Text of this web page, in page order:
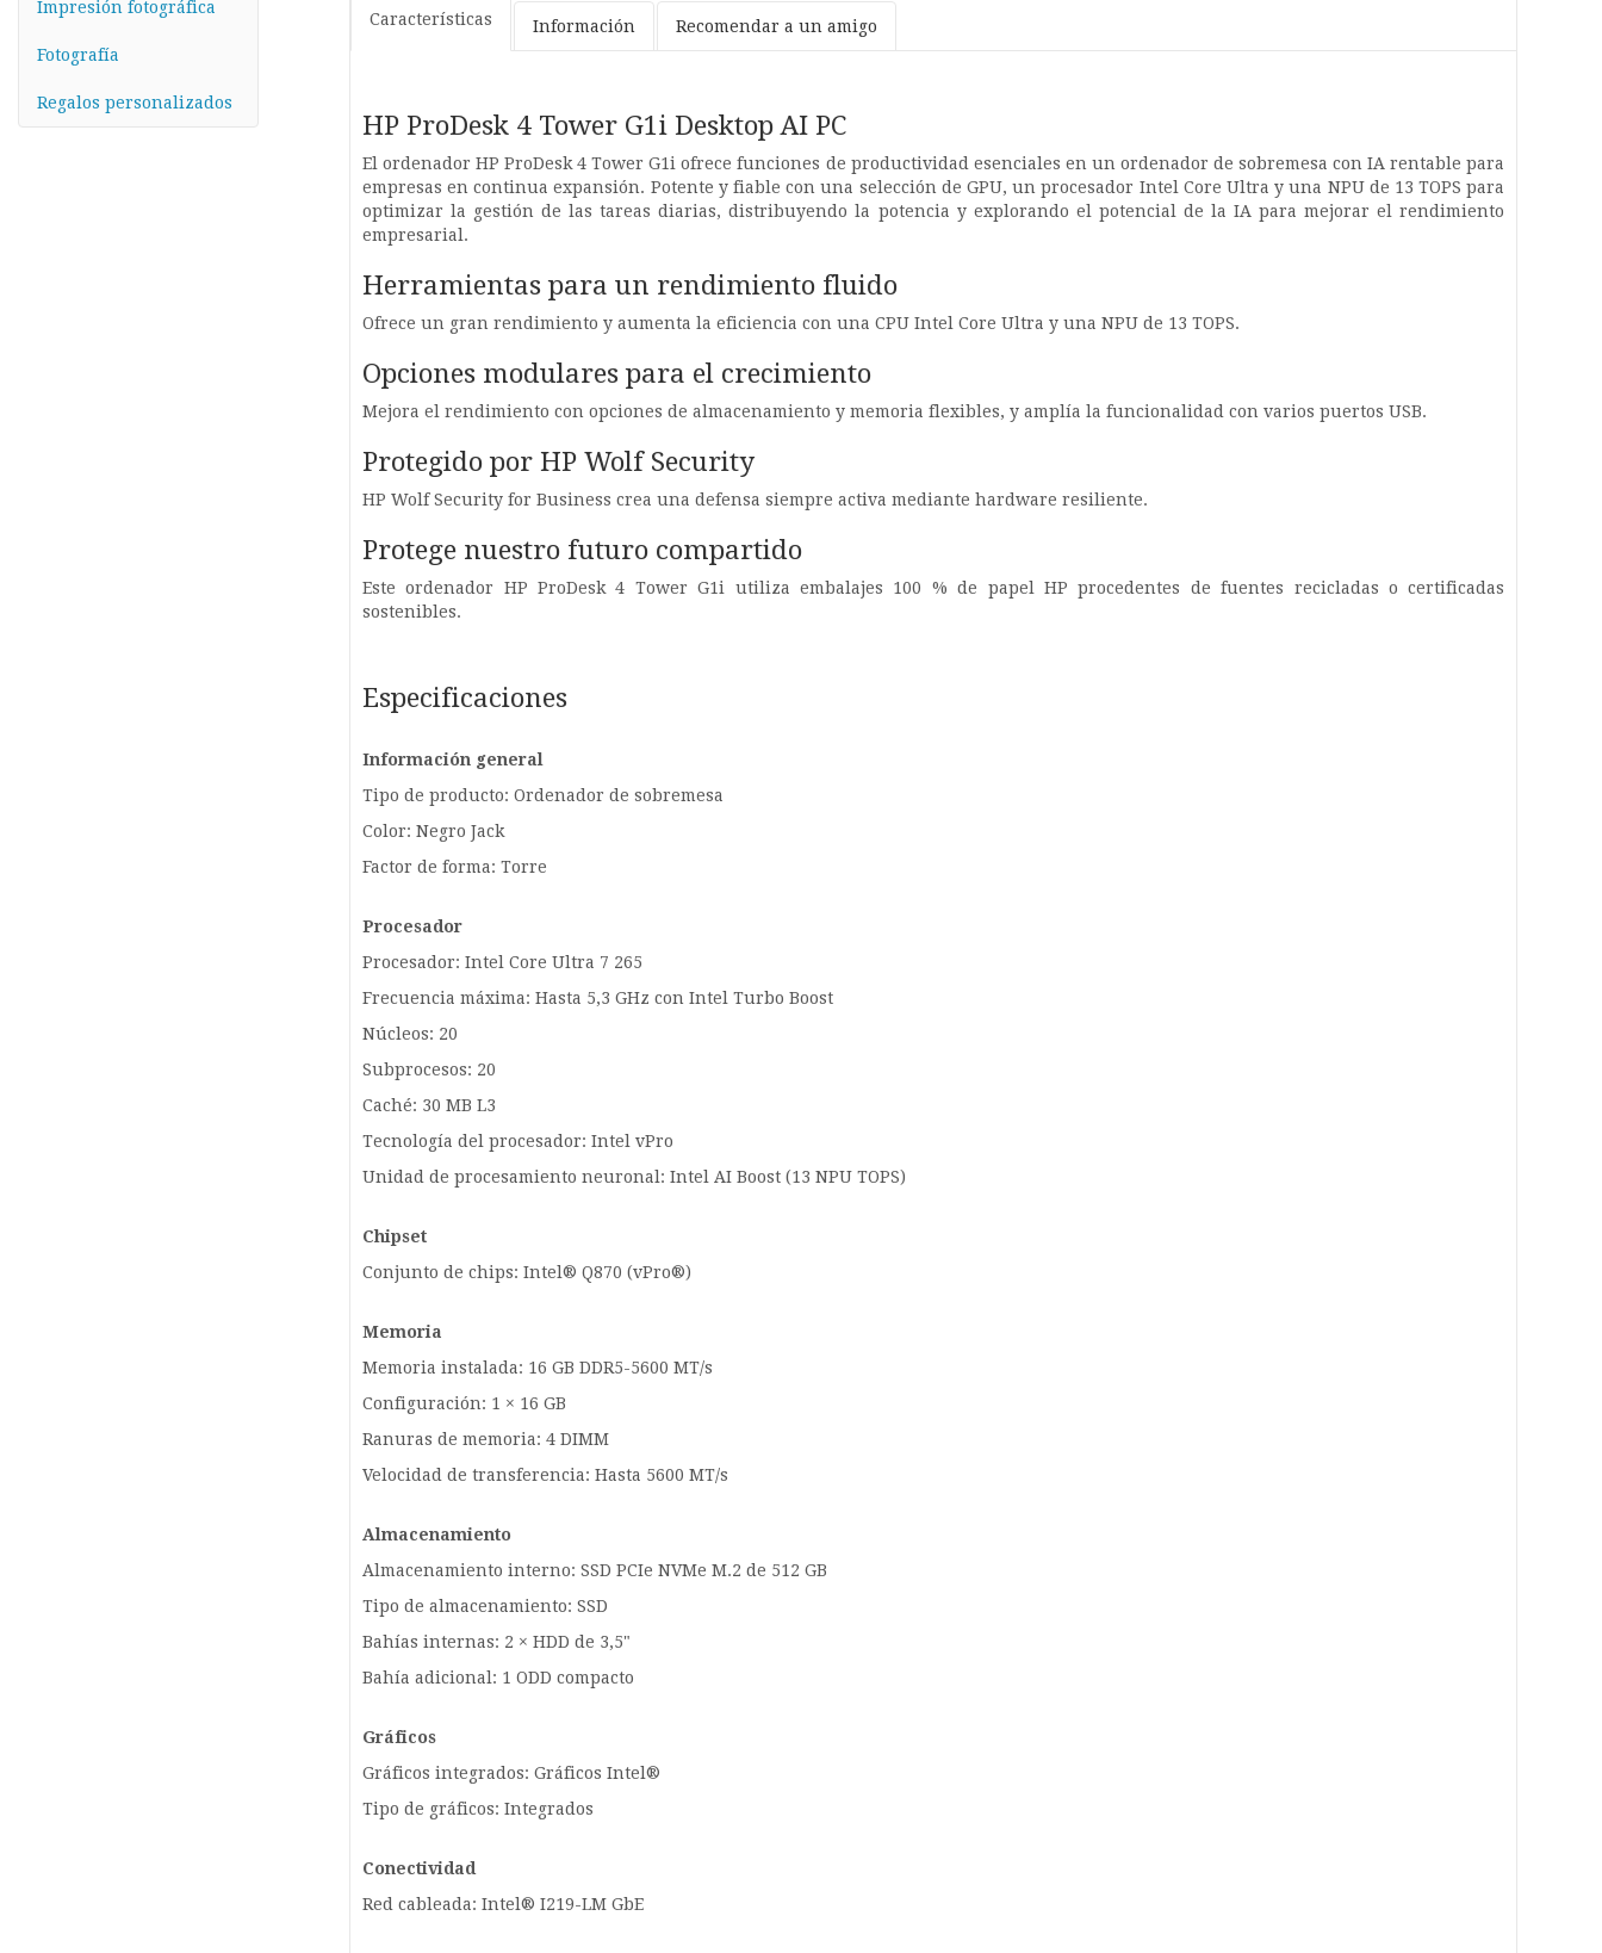
Impresión fotográfica
Fotografía
Regalos personalizados
Características Información Recomendar a un amigo
HP ProDesk 4 Tower G1i Desktop AI PC
El ordenador HP ProDesk 4 Tower G1i ofrece funciones de productividad esenciales en un ordenador de sobremesa con IA rentable para
empresas en continua expansión. Potente y fiable con una selección de GPU, un procesador Intel Core Ultra y una NPU de 13 TOPS para
optimizar la gestión de las tareas diarias, distribuyendo la potencia y explorando el potencial de la IA para mejorar el rendimiento
empresarial.
Herramientas para un rendimiento fluido
Ofrece un gran rendimiento y aumenta la eficiencia con una CPU Intel Core Ultra y una NPU de 13 TOPS.
Opciones modulares para el crecimiento
Mejora el rendimiento con opciones de almacenamiento y memoria flexibles, y amplía la funcionalidad con varios puertos USB.
Protegido por HP Wolf Security
HP Wolf Security for Business crea una defensa siempre activa mediante hardware resiliente.
Protege nuestro futuro compartido
Este ordenador HP ProDesk 4 Tower G1i utiliza embalajes 100 % de papel HP procedentes de fuentes recicladas o certificadas
sostenibles.
Especificaciones
Información general
Tipo de producto: Ordenador de sobremesa
Color: Negro Jack
Factor de forma: Torre
Procesador
Procesador: Intel Core Ultra 7 265
Frecuencia máxima: Hasta 5,3 GHz con Intel Turbo Boost
Núcleos: 20
Subprocesos: 20
Caché: 30 MB L3
Tecnología del procesador: Intel vPro
Unidad de procesamiento neuronal: Intel AI Boost (13 NPU TOPS)
Chipset
Conjunto de chips: Intel® Q870 (vPro®)
Memoria
Memoria instalada: 16 GB DDR5-5600 MT/s
Configuración: 1 × 16 GB
Ranuras de memoria: 4 DIMM
Velocidad de transferencia: Hasta 5600 MT/s
Almacenamiento
Almacenamiento interno: SSD PCIe NVMe M.2 de 512 GB
Tipo de almacenamiento: SSD
Bahías internas: 2 × HDD de 3,5"
Bahía adicional: 1 ODD compacto
Gráficos
Gráficos integrados: Gráficos Intel®
Tipo de gráficos: Integrados
Conectividad
Red cableada: Intel® I219-LM GbE